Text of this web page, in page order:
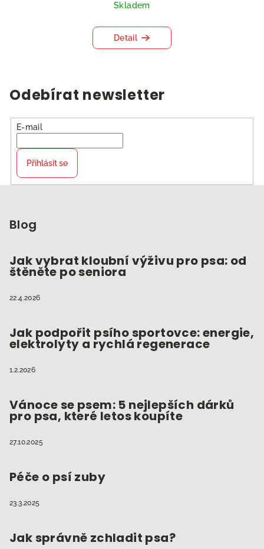
Skladem
Detail
Odebírat newsletter
E-mail
Přihlásit se
Blog
Jak vybrat kloubní výživu pro psa: od
štěněte po seniora
22.4.2026
Jak podpořit psího sportovce: energie,
elektrolyty a rychlá regenerace
1.2.2026
Vánoce se psem: 5 nejlepších dárků
pro psa, které letos koupíte
27.10.2025
Péče o psí zuby
23.3.2025
Jak správně zchladit psa?